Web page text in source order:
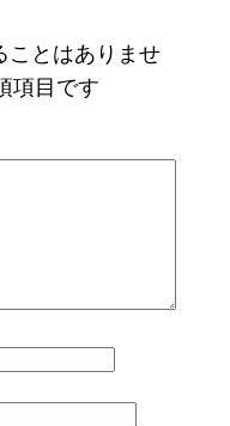
ことはありませ
項目です